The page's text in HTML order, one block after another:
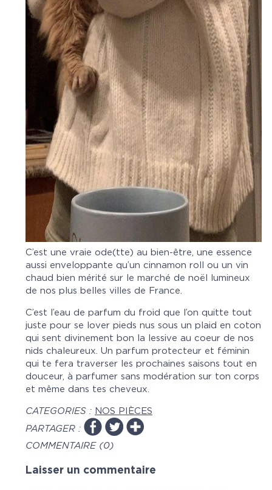
C’est une vraie ode(tte) au bien-être, une essence
aussi enveloppante qu’un cinnamon roll ou un vin
chaud bien mérité sur le marché de noël lumineux
de nos plus belles villes de France.
C’est l’eau de parfum du froid que l’on quitte tout
juste pour se lover pieds nus sous un plaid en coton
qui sent divinement bon la lessive au coeur de nos
nids chaleureux. Un parfum protecteur et féminin
qui te fera traverser les prochaines saisons tout en
douceur, à parfumer sans modération sur ton corps
et même dans tes cheveux.
CATEGORIES : NOS PIÈCES
PARTAGER :
COMMENTAIRE (0)
Laisser un commentaire